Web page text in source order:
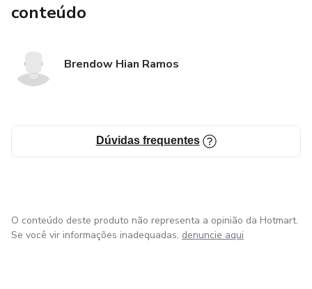
confiança e propósito.
conteúdo
Brendow Hian Ramos
Dúvidas frequentes
O conteúdo deste produto não representa a opinião da Hotmart.
Se você vir informações inadequadas, denuncie aqui